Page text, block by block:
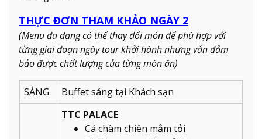
THỰC ĐƠN THAM KHẢO NGÀY 2
(Menu đa dạng có thể thay đổi món để phù hợp với
từng giai đoạn ngày tour khởi hành nhưng vẫn đảm
bảo được chất lượng của từng món ăn)
SÁNG Buffet sáng tại Khách sạn
TTC PALACE
Cá chàm chiên mắm tỏi